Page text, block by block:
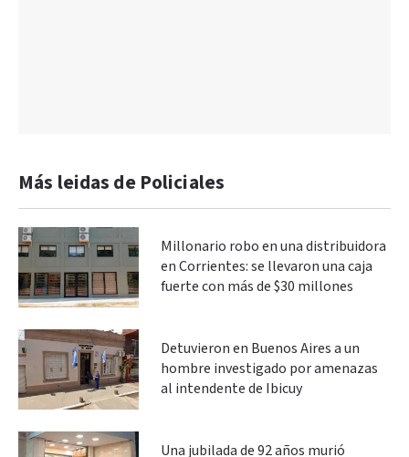
Más leidas de Policiales
Millonario robo en una distribuidora
en Corrientes: se llevaron una caja
fuerte con más de $30 millones
Detuvieron en Buenos Aires a un
hombre investigado por amenazas
al intendente de Ibicuy
Una jubilada de 92 años murió